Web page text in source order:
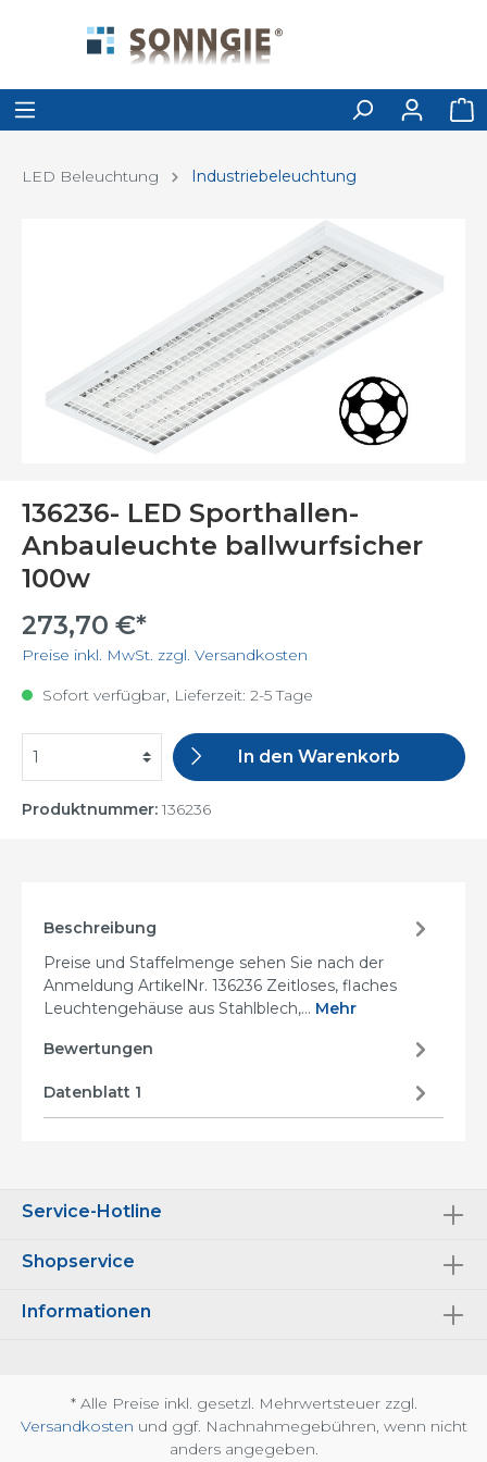
LED Beleuchtung Industriebeleuchtung
136236- LED Sporthallen-
Anbauleuchte ballwurfsicher
100w
273,70 €*
Preise inkl. MwSt. zzgl. Versandkosten
Sofort verfügbar, Lieferzeit: 2-5 Tage
In den Warenkorb
Produktnummer:136236
Beschreibung
Preise und Staffelmenge sehen Sie nach der
Anmeldung ArtikelNr. 136236 Zeitloses, flaches
Leuchtengehäuse aus Stahlblech,… Mehr
Bewertungen
Datenblatt 1
Service-Hotline
Shopservice
Informationen
* Alle Preise inkl. gesetzl. Mehrwertsteuer zzgl.
Versandkosten und ggf. Nachnahmegebühren, wenn nicht
anders angegeben.